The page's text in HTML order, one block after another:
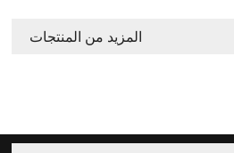
المزيد من المنتجات